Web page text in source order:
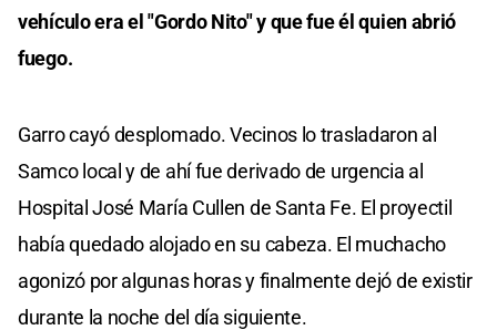
seconds
vehículo era el "Gordo Nito" y que fue él quien abrió
fuego.
Garro cayó desplomado. Vecinos lo trasladaron al
Samco local y de ahí fue derivado de urgencia al
Hospital José María Cullen de Santa Fe. El proyectil
había quedado alojado en su cabeza. El muchacho
agonizó por algunas horas y finalmente dejó de existir
durante la noche del día siguiente.